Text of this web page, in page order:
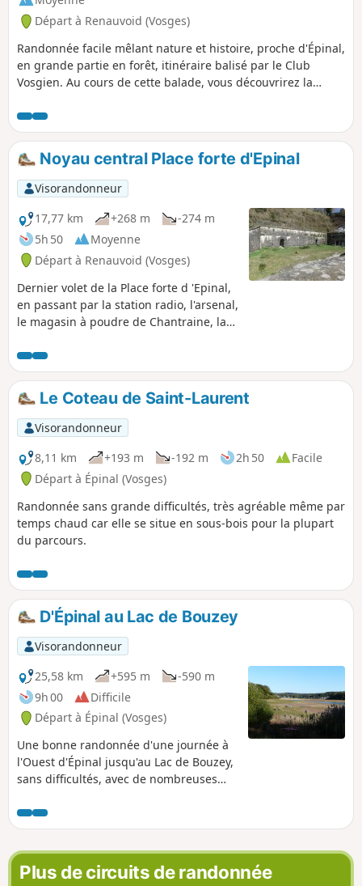
Départ à Renauvoid (Vosges)
Randonnée facile mêlant nature et histoire, proche d'Épinal,
en grande partie en forêt, itinéraire balisé par le Club
Vosgien. Au cours de cette balade, vous découvrirez la
aviateurs abattus en juillet 1944, et plus loin la Fontaine de
la Couleuvre construite par les militaires pour abreuver
leurs chevaux.
Noyau central Place forte d'Epinal
Visorandonneur
17,77 km
+268 m
-274 m
5h 50
Moyenne
Départ à Renauvoid (Vosges)
Dernier volet de la Place forte d 'Epinal,
en passant par la station radio, l'arsenal,
le magasin à poudre de Chantraine, la
la voie du Décauville et les magasins à
poudre du vallon d'Olima.
Le Coteau de Saint-Laurent
Visorandonneur
8,11 km
+193 m -192 m 2h 50
Facile
Départ à Épinal (Vosges)
Randonnée sans grande difficultés, très agréable même par
temps chaud car elle se situe en sous-bois pour la plupart
du parcours.
D'Épinal au Lac de Bouzey
Visorandonneur
25,58 km
+595 m
-590 m
9h 00
Difficile
Départ à Épinal (Vosges)
Une bonne randonnée d'une journée à
l'Ouest d'Épinal jusqu'au Lac de Bouzey,
sans difficultés, avec de nombreuses
partie du trajet est balisé par le Club
Vosgien.
Plus de circuits de randonnée